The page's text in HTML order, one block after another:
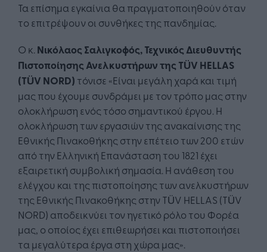
Τα επίσημα εγκαίνια θα πραγματοποιηθούν όταν
το επιτρέψουν οι συνθήκες της πανδημίας.
Ο κ. Νικόλαος Σαλιγκοφός, Τεχνικός Διευθυντής
Πιστοποίησης Ανελκυστήρων της TÜV HELLAS
(TÜV NORD) τόνισε «Είναι μεγάλη χαρά και τιμή
μας που έχουμε συνδράμει με τον τρόπο μας στην
ολοκλήρωση ενός τόσο σημαντικού έργου. Η
ολοκλήρωση των εργασιών της ανακαίνισης της
Εθνικής Πινακοθήκης στην επέτειο των 200 ετών
από την Ελληνική Επανάσταση του 1821 έχει
εξαιρετική συμβολική σημασία. Η ανάθεση του
ελέγχου και της πιστοποίησης των ανελκυστήρων
της Εθνικής Πινακοθήκης στην TÜV HELLAS (TÜV
NORD) αποδεικνύει τον ηγετικό ρόλο του Φορέα
μας, ο οποίος έχει επιθεωρήσει και πιστοποιήσει
τα μεγαλύτερα έργα στη χώρα μας».